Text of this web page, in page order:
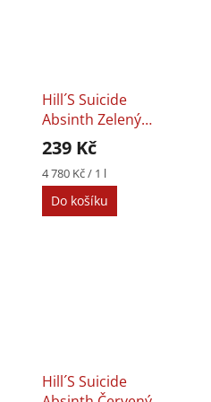
Hill´s Suicide
Absinth Zelený
0,05l 70%
239 Kč
Měrná
cena:
4 780 Kč / 1 l
Do košíku
Hill´s Suicide